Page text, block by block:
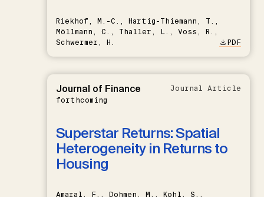
Riekhof, M.-C., Hartig-Thiemann, T.,
Möllmann, C., Thaller, L., Voss, R.,
Schwermer, H.
PDF
Journal of Finance
forthcoming
Journal Article
Superstar Returns: Spatial
Heterogeneity in Returns to
Housing
Amaral, F., Dohmen, M., Kohl, S.,